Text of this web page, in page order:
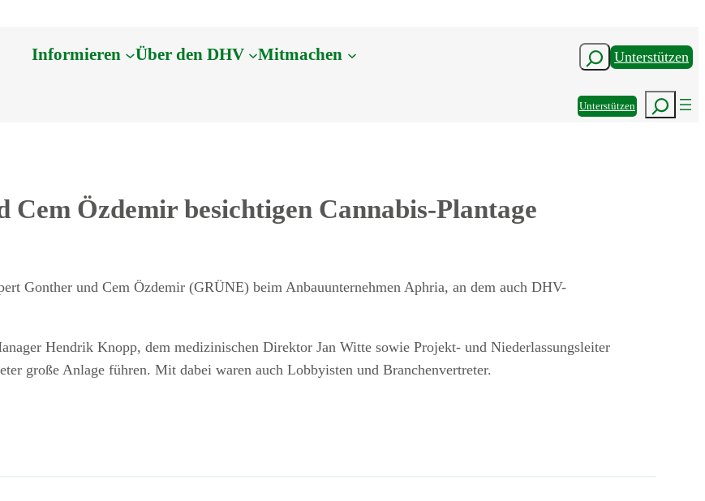
Informieren Über den DHV Mitmachen SuchenUnterstützen
UnterstützenSuchen
Özdemir besichtigen Cannabis-Plantage
Gonther und Cem Özdemir (GRÜNE) beim Anbauunternehmen Aphria, an dem auch DHV-
Hendrik Knopp, dem medizinischen Direktor Jan Witte sowie Projekt- und Niederlassungsleiter
große Anlage führen. Mit dabei waren auch Lobbyisten und Branchenvertreter.